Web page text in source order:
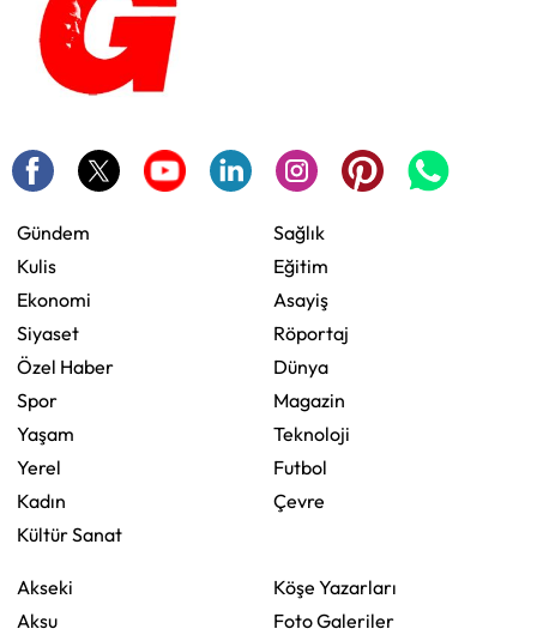
Gündem
Kulis
Ekonomi
Siyaset
Özel Haber
Spor
Yaşam
Yerel
Kadın
Kültür Sanat
Sağlık
Eğitim
Asayiş
Röportaj
Dünya
Magazin
Teknoloji
Futbol
Çevre
Akseki
Aksu
Köşe Yazarları
Foto Galeriler